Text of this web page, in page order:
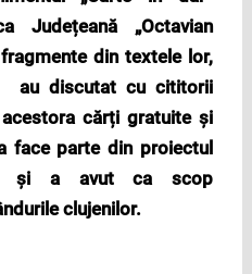
Județeană „Octavian
din textele lor,
au discutat cu cititorii
cărți gratuite și
face parte din proiectul
și a avut ca scop
clujenilor.